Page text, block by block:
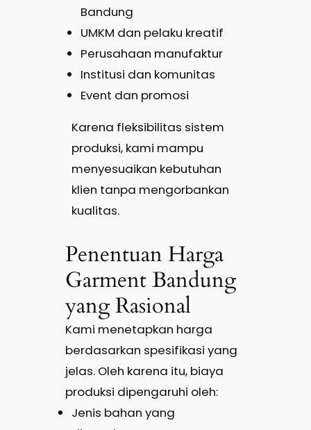
Bandung
UMKM dan pelaku kreatif
Perusahaan manufaktur
Institusi dan komunitas
Event dan promosi
Karena fleksibilitas sistem
produksi, kami mampu
menyesuaikan kebutuhan
klien tanpa mengorbankan
kualitas.
Penentuan Harga
Garment Bandung
yang Rasional
Kami menetapkan harga
berdasarkan spesifikasi yang
jelas. Oleh karena itu, biaya
produksi dipengaruhi oleh:
Jenis bahan yang